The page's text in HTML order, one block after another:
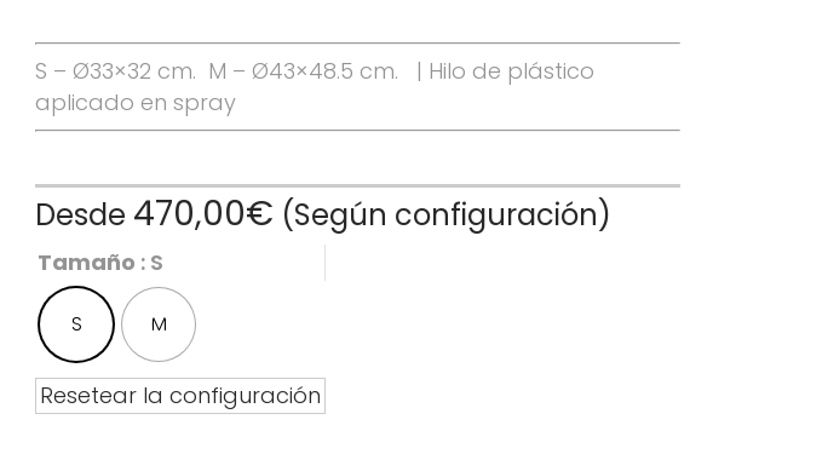
S – Ø33×32 cm. M – Ø43×48.5 cm. | Hilo de plástico
aplicado en spray
Desde 470,00€ (Según configuración)
Tamaño : S
S M
Resetear la configuración